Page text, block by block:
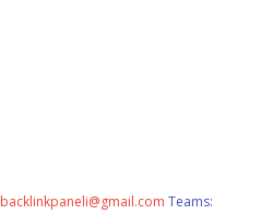
backlinkpaneli@gmail.com Teams: